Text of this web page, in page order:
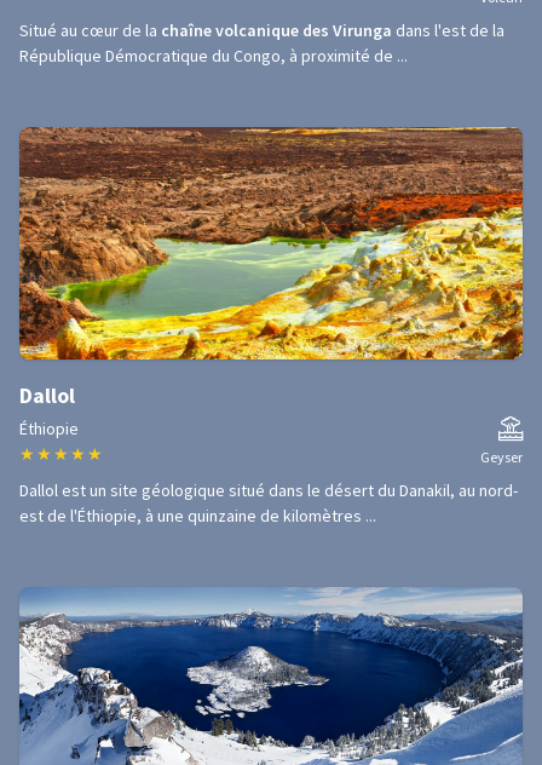
Situé au cœur de la chaîne volcanique des Virunga dans l'est de la
République Démocratique du Congo, à proximité de ...
Dallol
Éthiopie
★ ★ ★ ★ ★ Geyser
Dallol est un site géologique situé dans le désert du Danakil, au nord-
est de l'Éthiopie, à une quinzaine de kilomètres ...